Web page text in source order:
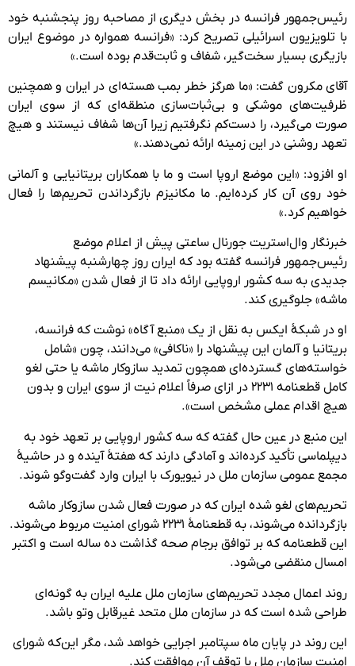
رئیس‌جمهور فرانسه در بخش دیگری از مصاحبه روز پنجشنبه خود
با تلویزیون اسرائیلی تصریح کرد: «فرانسه همواره در موضوع ایران
بازیگری بسیار سخت‌گیر، شفاف و ثابت‌قدم بوده است.»
آقای مکرون گفت: «ما هرگز خطر بمب هسته‌ای در ایران و همچنین
ظرفیت‌های موشکی و بی‌ثبات‌سازی منطقه‌ای که از سوی ایران
صورت می‌گیرد، را دست‌کم نگرفتیم زیرا آن‌ها شفاف نیستند و هیچ
تعهد روشنی در این زمینه ارائه نمی‌دهند.»
او افزود: «این موضع اروپا است و ما با همکاران بریتانیایی و آلمانی
خود روی آن کار کرده‌ایم. ما مکانیزم بازگرداندن تحریم‌ها را فعال
خواهیم کرد.»
خبرنگار وال‌استریت جورنال ساعتی پیش از اعلام موضع
رئیس‌جمهور فرانسه گفته بود که ایران روز چهارشنبه پیشنهاد
جدیدی به سه کشور اروپایی ارائه داد تا از فعال شدن «مکانیسم
ماشه» جلوگیری کند.
او در شبکهٔ ایکس به نقل از یک «منبع آگاه» نوشت که فرانسه،
بریتانیا و آلمان این پیشنهاد را «ناکافی» می‌دانند، چون «شامل
خواسته‌های گسترده‌ای همچون تمدید سازوکار ماشه یا حتی لغو
کامل قطعنامه ۲۲۳۱ در ازای صرفاً اعلام نیت از سوی ایران و بدون
هیچ اقدام عملی مشخص است».
این منبع در عین حال گفته که سه کشور اروپایی بر تعهد خود به
دیپلماسی تأکید کرده‌اند و آمادگی دارند که هفتهٔ آینده و در حاشیهٔ
مجمع عمومی سازمان ملل در نیویورک با ایران وارد گفت‌وگو شوند.
تحریم‌های لغو شده ایران که در صورت فعال شدن سازوکار ماشه
بازگردانده می‌شوند، به قطعنامهٔ ۲۲۳۱ شورای امنیت مربوط می‌شوند.
این قطعنامه که بر توافق برجام صحه گذاشت ده ساله است و اکتبر
امسال منقضی می‌شود.
روند اعمال مجدد تحریم‌های سازمان ملل علیه ایران به گونه‌ای
طراحی شده است که در سازمان ملل متحد غیرقابل وتو باشد.
این روند در پایان ماه سپتامبر اجرایی خواهد شد، مگر این‌که شورای
امنیت سازمان ملل با توقف آن موافقت کند.